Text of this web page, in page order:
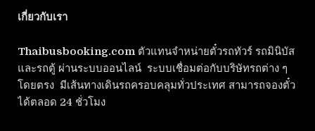
เกี่ยวกับเรา
Thaibusbooking.com ตัวแทนจำหน่ายตั๋วรถทัวร์ รถมินิบัส
และรถตู้ ผ่านระบบออนไลน์ ระบบเชื่อมต่อกับบริษัทรถต่าง ๆ
โดยตรง มีเส้นทางเดินรถครอบคลุมทั่วประเทศ สามารถจองตั๋ว
ได้ตลอด 24 ชั่วโมง